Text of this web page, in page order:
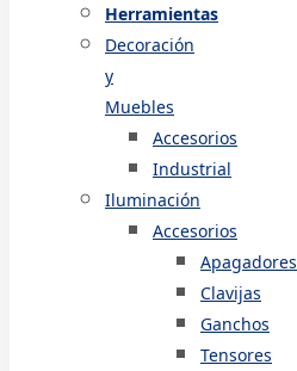
Herramientas
Decoración
y
Muebles
Accesorios
Industrial
Iluminación
Accesorios
Apagadores
Clavijas
Ganchos
Tensores